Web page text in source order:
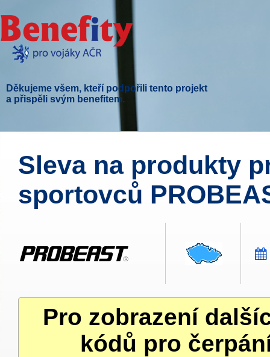
Děkujeme všem, kteří podpořili tento projekt
a přispěli svým benefitem.
Sleva na produkty
sportovců
Pro zobrazení
kódů pro